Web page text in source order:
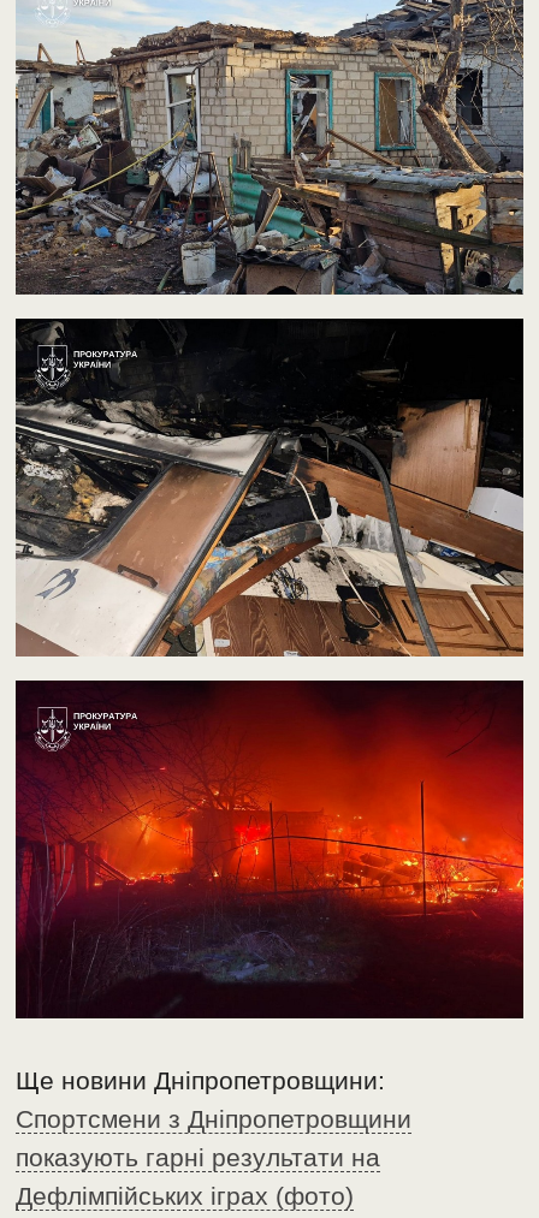
Ще новини Дніпропетровщини:
Спортсмени з Дніпропетровщини
показують гарні результати на
Дефлімпійських іграх (фото)